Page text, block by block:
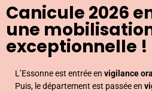
Canicule 2026
une
exceptionnelle !
L’Essonne est entrée en vigilance
Puis, le département est passée en